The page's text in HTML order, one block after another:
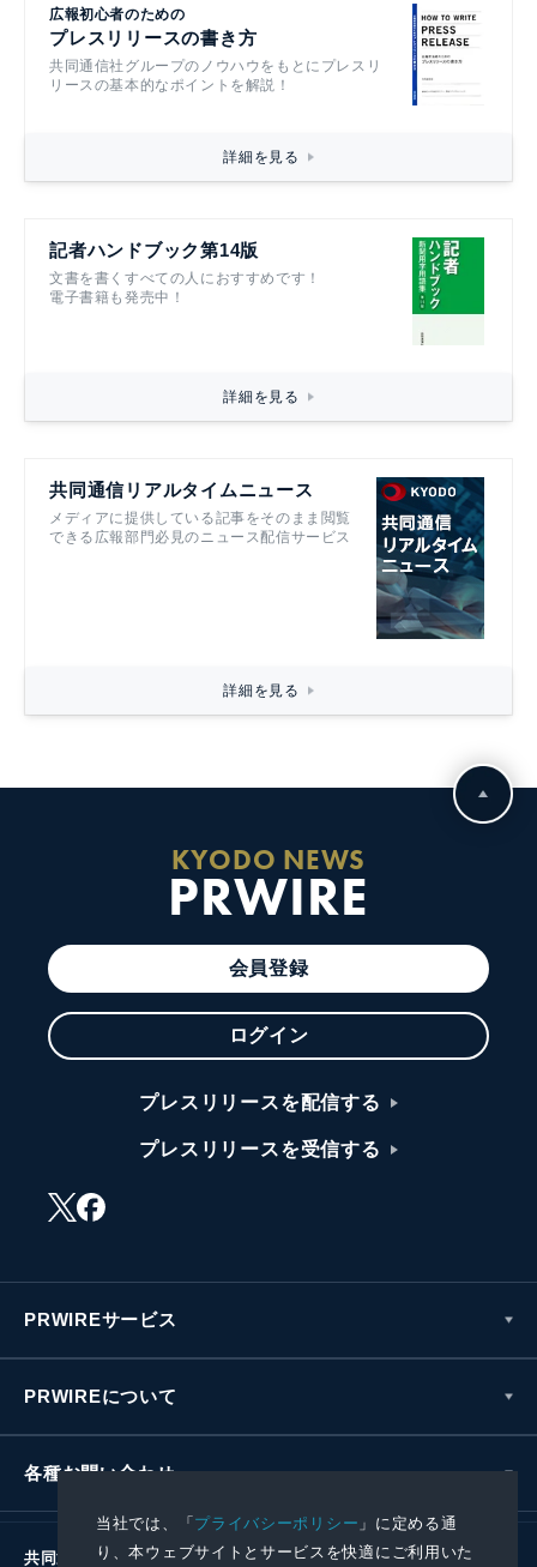
当社では、「プライバシーポリシー 」に定める通
り、本ウェブサイトとサービスを快適にご利用いた
広報初心者のための
プレスリリースの書き方
共同通信社グループのノウハウをもとにプレスリ
リースの基本的なポイントを解説！
詳細を見る
記者ハンドブック第14版
文書を書くすべての人におすすめです！
電子書籍も発売中！
詳細を見る
共同通信リアルタイムニュース
メディアに提供している記事をそのまま閲覧
できる広報部門必見のニュース配信サービス
詳細を見る
KYODO NEWS
PRWIRE
会員登録
ログイン
プレスリリースを配信する
プレスリリースを受信する
PRWIREサービス
PRWIREについて
各種お問い合わせ
共同通信社グループ